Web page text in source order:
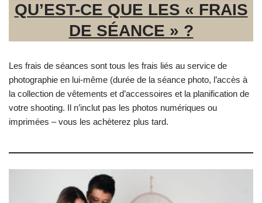
QU’EST-CE QUE LES « FRAIS
DE SÉANCE » ?
Les frais de séances sont tous les frais liés au service de
photographie en lui-même (durée de la séance photo, l’accès à
la collection de vêtements et d’accessoires et la planification de
votre shooting. Il n’inclut pas les photos numériques ou
imprimées – vous les achèterez plus tard.